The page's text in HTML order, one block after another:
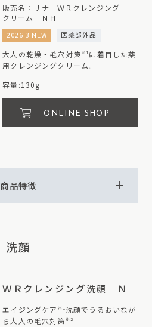
販売名：サナ ＷＲクレンジング
クリーム ＮＨ
2026.3 NEW 医薬部外品
大人の乾燥・毛穴対策 ※1 に着目した薬
用クレンジングクリーム。
容量:130g
ONLINE SHOP
商品特徴
洗顔
ＷＲクレンジング洗顔 Ｎ
エイジングケア ※1 洗顔でうるおいなが
ら大人の毛穴対策 ※2